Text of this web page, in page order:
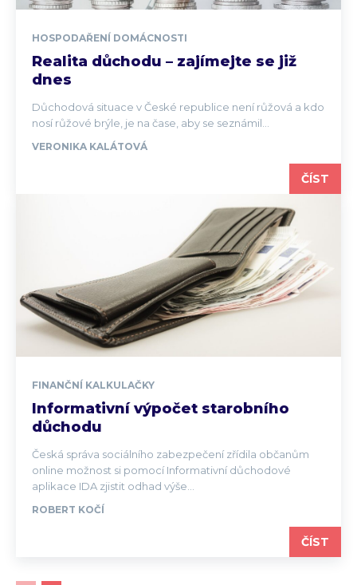
HOSPODAŘENÍ DOMÁCNOSTI
Realita důchodu – zajímejte se již
dnes
Důchodová situace v České republice není růžová a kdo
nosí růžové brýle, je na čase, aby se seznámil...
VERONIKA KALÁTOVÁ
ČÍST
FINANČNÍ KALKULAČKY
Informativní výpočet starobního
důchodu
Česká správa sociálního zabezpečení zřídila občanům
online možnost si pomocí Informativní důchodové
aplikace IDA zjistit odhad výše...
ROBERT KOČÍ
ČÍST